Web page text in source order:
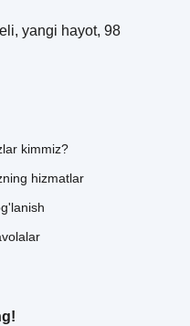
yangi hayot, 98
kimmiz?
hizmatlar